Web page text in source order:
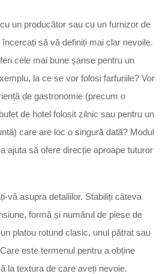
un producător sau cu un furnizor de
să vă definiți mai clar nevoile.
cele mai bune șanse pentru un
la ce se vor folosi farfuriile? Vor
de gastronomie (precum o
de hotel folosit zilnic sau pentru un
care are loc o singură dată? Modul
ajuta să ofere direcție aproape tuturor
vă asupra detaliilor. Stabiliți câteva
formă și numărul de piese de
platou rotund clasic, unul pătrat sau
este termenul pentru a obține
la textura de care aveți nevoie.